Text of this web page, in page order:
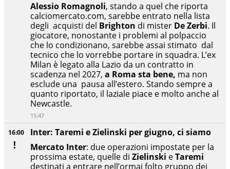
16:00
Inter: Taremi e Zielinski per giugno, ci siamo
Mercato Inter: due operazioni impostate per la
prossima estate, quelle di Zielinski eTaremi
destinati a entrare nell’ormai folto gruppo dei
Alessio Romagnoli, stando a quel che riporta
calciomercato.com, sarebbe entrato nella lista
degli acquisti del Brighton di mister De Zerbi. Il
giocatore, nonostante i problemi al polpaccio
che lo condizionano, sarebbe assai stimato dal
tecnico che lo vorrebbe portare in squadra. L’ex
Milan è legato alla Lazio da un contratto in
scadenza nel 2027, a Roma sta bene, ma non
esclude una pausa all’estero. Stando sempre a
quanto riportato, il laziale piace e molto anche al
Newcastle.
15:47